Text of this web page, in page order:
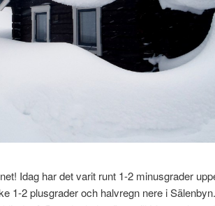
Idag har det varit runt 1-2 minusgrader
1-2 plusgrader och halvregn nere i